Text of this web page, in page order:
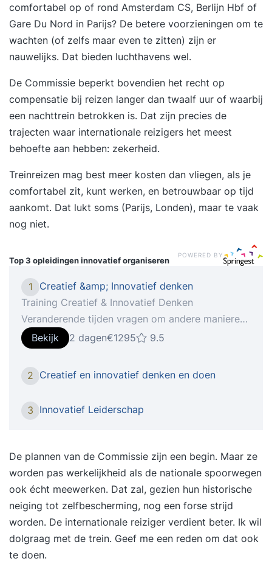
comfortabel op of rond Amsterdam CS, Berlijn Hbf of
Gare Du Nord in Parijs? De betere voorzieningen om te
wachten (of zelfs maar even te zitten) zijn er
nauwelijks. Dat bieden luchthavens wel.
De Commissie beperkt bovendien het recht op
compensatie bij reizen langer dan twaalf uur of waarbij
een nachttrein betrokken is. Dat zijn precies de
trajecten waar internationale reizigers het meest
behoefte aan hebben: zekerheid.
Treinreizen mag best meer kosten dan vliegen, als je
comfortabel zit, kunt werken, en betrouwbaar op tijd
aankomt. Dat lukt soms (Parijs, Londen), maar te vaak
nog niet.
Top 3 opleidingeninnovatief organiseren
POWERED BY
1
Creatief &amp; Innovatief denken
Training Creatief & Innovatief Denken
Veranderende tijden vragen om andere manieren
van denken.Creativiteit en innovatie zijn de
sleutelwoorden om je staande te kunnen houden
in deze tijd. Creatief denken, het vermogen om
werkgevers steeds vaker als waardevolle
voren verwachten ze dat medewerkers hun frisse
blik weten te behouden en in staat zijn ‘out of the
box’ te denken. Om zo koploper te kunnen blijven
in het vakgebied, om de doelgroep of klant
steeds weer te verrassen of om de snel
veranderende tijden bij te kunnen benen. Maar
voor veel mensen is die manier van denken niet
Bekijk 2 dagen€1295 9.5
2 Creatief en innovatief denken en doen
3 Innovatief Leiderschap
De plannen van de Commissie zijn een begin. Maar ze
worden pas werkelijkheid als de nationale spoorwegen
ook écht meewerken. Dat zal, gezien hun historische
neiging tot zelfbescherming, nog een forse strijd
worden. De internationale reiziger verdient beter. Ik wil
dolgraag met de trein. Geef me een reden om dat ook
te doen.